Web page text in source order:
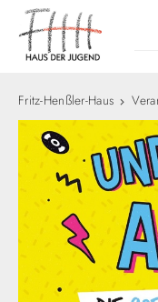
Fritz-Henßler-Haus